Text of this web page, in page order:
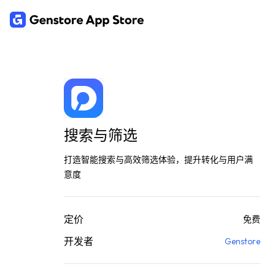
搜索与筛选
打造智能搜索与高效筛选体验，提升转化与用户满
意度
定价 免费
开发者 Genstore